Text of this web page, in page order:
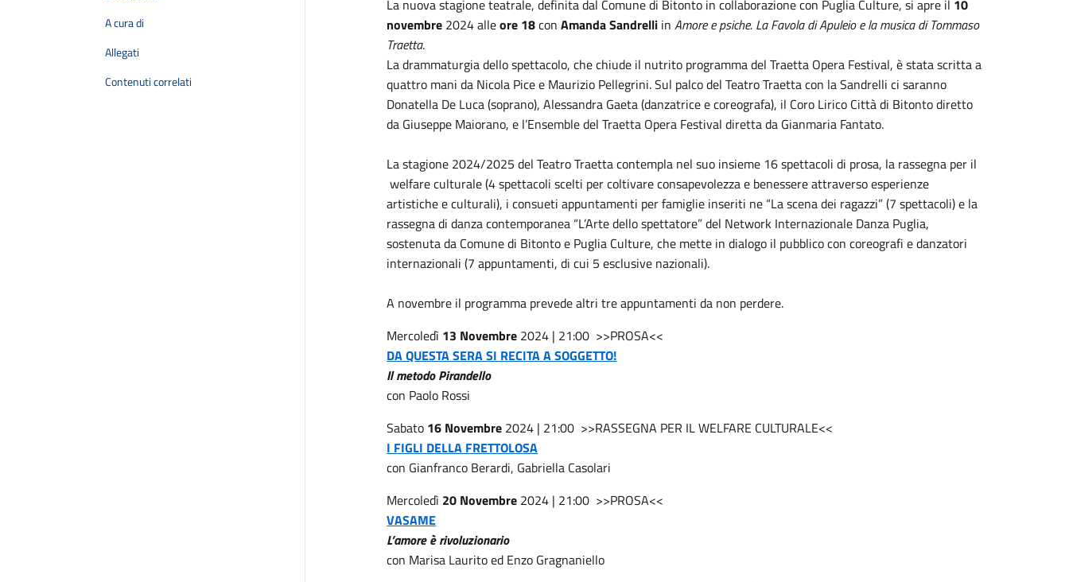
A cura di
Allegati
Contenuti correlati
La nuova stagione teatrale, definita dal Comune di Bitonto in collaborazione con Puglia Culture, si apre il 10
novembre 2024 alleore 18conAmanda Sandrelli inAmore e psiche. La Favola di Apuleio e la musica di Tommaso
Traetta.
La drammaturgia dello spettacolo, che chiude il nutrito programma del Traetta Opera Festival, è stata scritta a
quattro mani da Nicola Pice e Maurizio Pellegrini. Sul palco del Teatro Traetta con la Sandrelli ci saranno
Donatella De Luca (soprano), Alessandra Gaeta (danzatrice e coreografa), il Coro Lirico Città di Bitonto diretto
da Giuseppe Maiorano, e l’Ensemble del Traetta Opera Festival diretta da Gianmaria Fantato.
La stagione 2024/2025 del Teatro Traetta contempla nel suo insieme 16 spettacoli di prosa, la rassegna per il
welfare culturale (4 spettacoli scelti per coltivare consapevolezza e benessere attraverso esperienze
artistiche e culturali), i consueti appuntamenti per famiglie inseriti ne “La scena dei ragazzi” (7 spettacoli) e la
rassegna di danza contemporanea “L’Arte dello spettatore” del Network Internazionale Danza Puglia,
sostenuta da Comune di Bitonto e Puglia Culture, che mette in dialogo il pubblico con coreografi e danzatori
internazionali (7 appuntamenti, di cui 5 esclusive nazionali).
A novembre il programma prevede altri tre appuntamenti da non perdere.
Mercoledì 13 Novembre 2024 | 21:00 >>PROSA<<
DA QUESTA SERA SI RECITA A SOGGETTO!
Il metodo Pirandello
con Paolo Rossi
Sabato 16 Novembre 2024 | 21:00 >>RASSEGNA PER IL WELFARE CULTURALE<<
I FIGLI DELLA FRETTOLOSA
con Gianfranco Berardi, Gabriella Casolari
Mercoledì 20 Novembre 2024 | 21:00 >>PROSA<<
VASAME
L’amore è rivoluzionario
con Marisa Laurito ed Enzo Gragnaniello